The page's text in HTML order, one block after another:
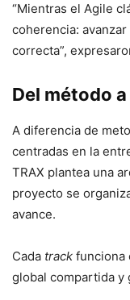
“Mientras el Agile
coherencia:
correcta”,
Del método
A diferencia de
centradas en la
TRAX plantea una
proyecto se
avance.
Cada track funciona
global compartida y